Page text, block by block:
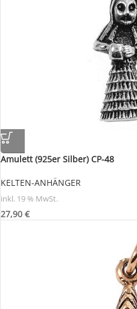
Amulett (925er Silber) CP-48
KELTEN-ANHÄNGER
inkl. 19 % MwSt.
27,90 €